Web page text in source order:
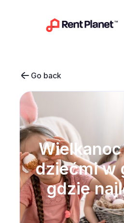
Go back
dziećmi w
gdzie